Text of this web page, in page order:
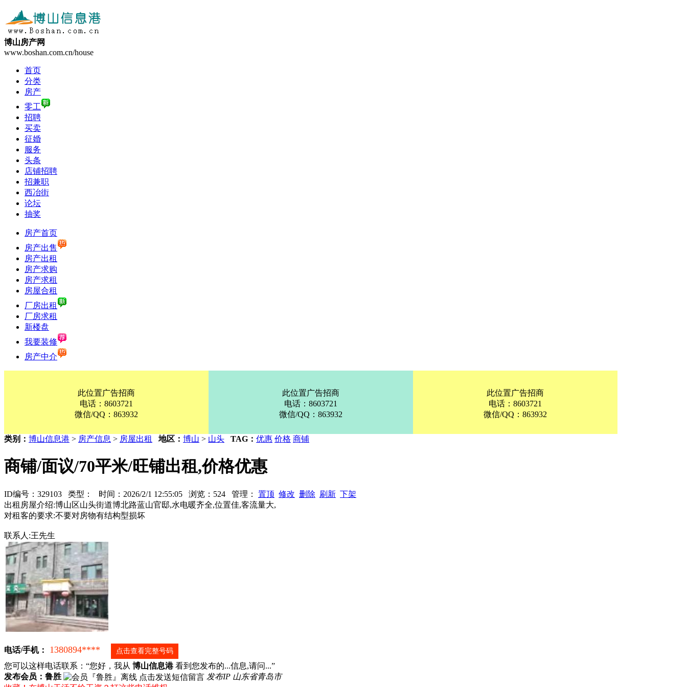
博山房产网
www.boshan.com.cn/house
首页
分类
房产
零工
招聘
买卖
征婚
服务
头条
店铺招聘
招兼职
西冶街
论坛
抽奖
房产首页
房产出售
房产出租
房产求购
房产求租
房屋合租
厂房出租
厂房求租
新楼盘
我要装修
房产中介
此位置广告招商
电话：8603721
微信/QQ：863932
此位置广告招商
电话：8603721
微信/QQ：863932
此位置广告招商
电话：8603721
微信/QQ：863932
类别： 博山信息港 > 房产信息 > 房屋出租 地区： 博山 > 山头 TAG： 优惠 价格 商铺
商铺/面议/70平米/旺铺出租,价格优惠
ID编号：329103 类型： 时间：2026/2/1 12:55:05 浏览：524 管理： 置顶 修改 删除 刷新 下架
出租房屋介绍:博山区山头街道博北路蓝山官邸,水电暖齐全,位置佳,客流量大,
对租客的要求:不要对房物有结构型损坏
联系人:王先生
电话/手机： 1380894**** 点击查看完整号码
您可以这样电话联系：“您好，我从 博山信息港看到您发布的...信息,请问...”
发布会员：鲁胜
发布IP 山东省青岛市